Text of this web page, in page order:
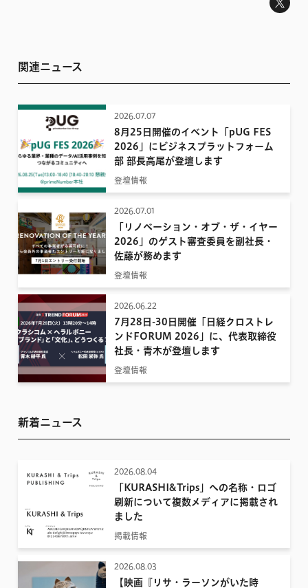
関連ニュース
2026.07.07
8月25日開催のイベント「pUG FES
2026」にビジネスプラットフォーム
部 部長高尾が登壇します
登壇情報
2026.07.01
「リノベーション・オブ・ザ・イヤー
2026」のゲスト審査委員を副社長・
佐藤が務めます
登壇情報
2026.06.22
7月28日-30日開催「日経クロストレ
ンドFORUM 2026」に、代表取締役
社長・青木が登壇します
登壇情報
新着ニュース
2026.08.04
「KURASHI&Trips」への名称・ロゴ
刷新について複数メディアに掲載され
ました
掲載情報
2026.08.03
【映画『リサ・ラーソンがいた時